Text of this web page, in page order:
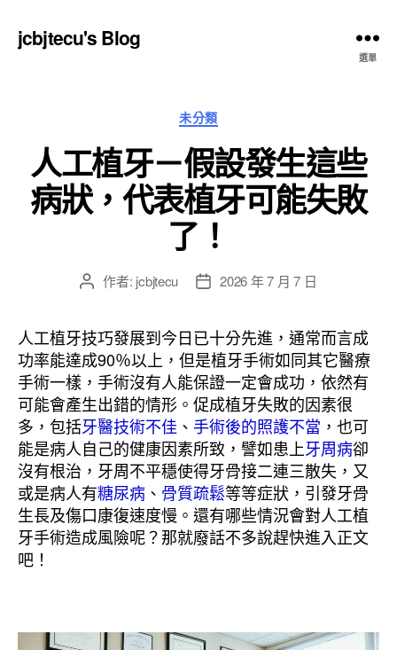
jcbjtecu's Blog
選單
分
類
未分類
人工植牙－假設發生這些
病狀，代表植牙可能失敗
了！
文
者
作者: jcbjtecu
文
佈
日
期
2026 年 7 月 7 日
人工植牙技巧發展到今日已十分先進，通常而言成
功率能達成90％以上，但是植牙手術如同其它醫療
手術一樣，手術沒有人能保證一定會成功，依然有
可能會產生出錯的情形。促成植牙失敗的因素很
多，包括牙醫技術不佳 、 手術後的照護不當 ，也可
能是病人自己的健康因素所致，譬如患上牙周病卻
沒有根治，牙周不平穩使得牙骨接二連三散失，又
或是病人有糖尿病 、 骨質疏鬆等等症狀，引發牙骨
生長及傷口康復速度慢。還有哪些情況會對人工植
牙手術造成風險呢？那就廢話不多說趕快進入正文
吧！